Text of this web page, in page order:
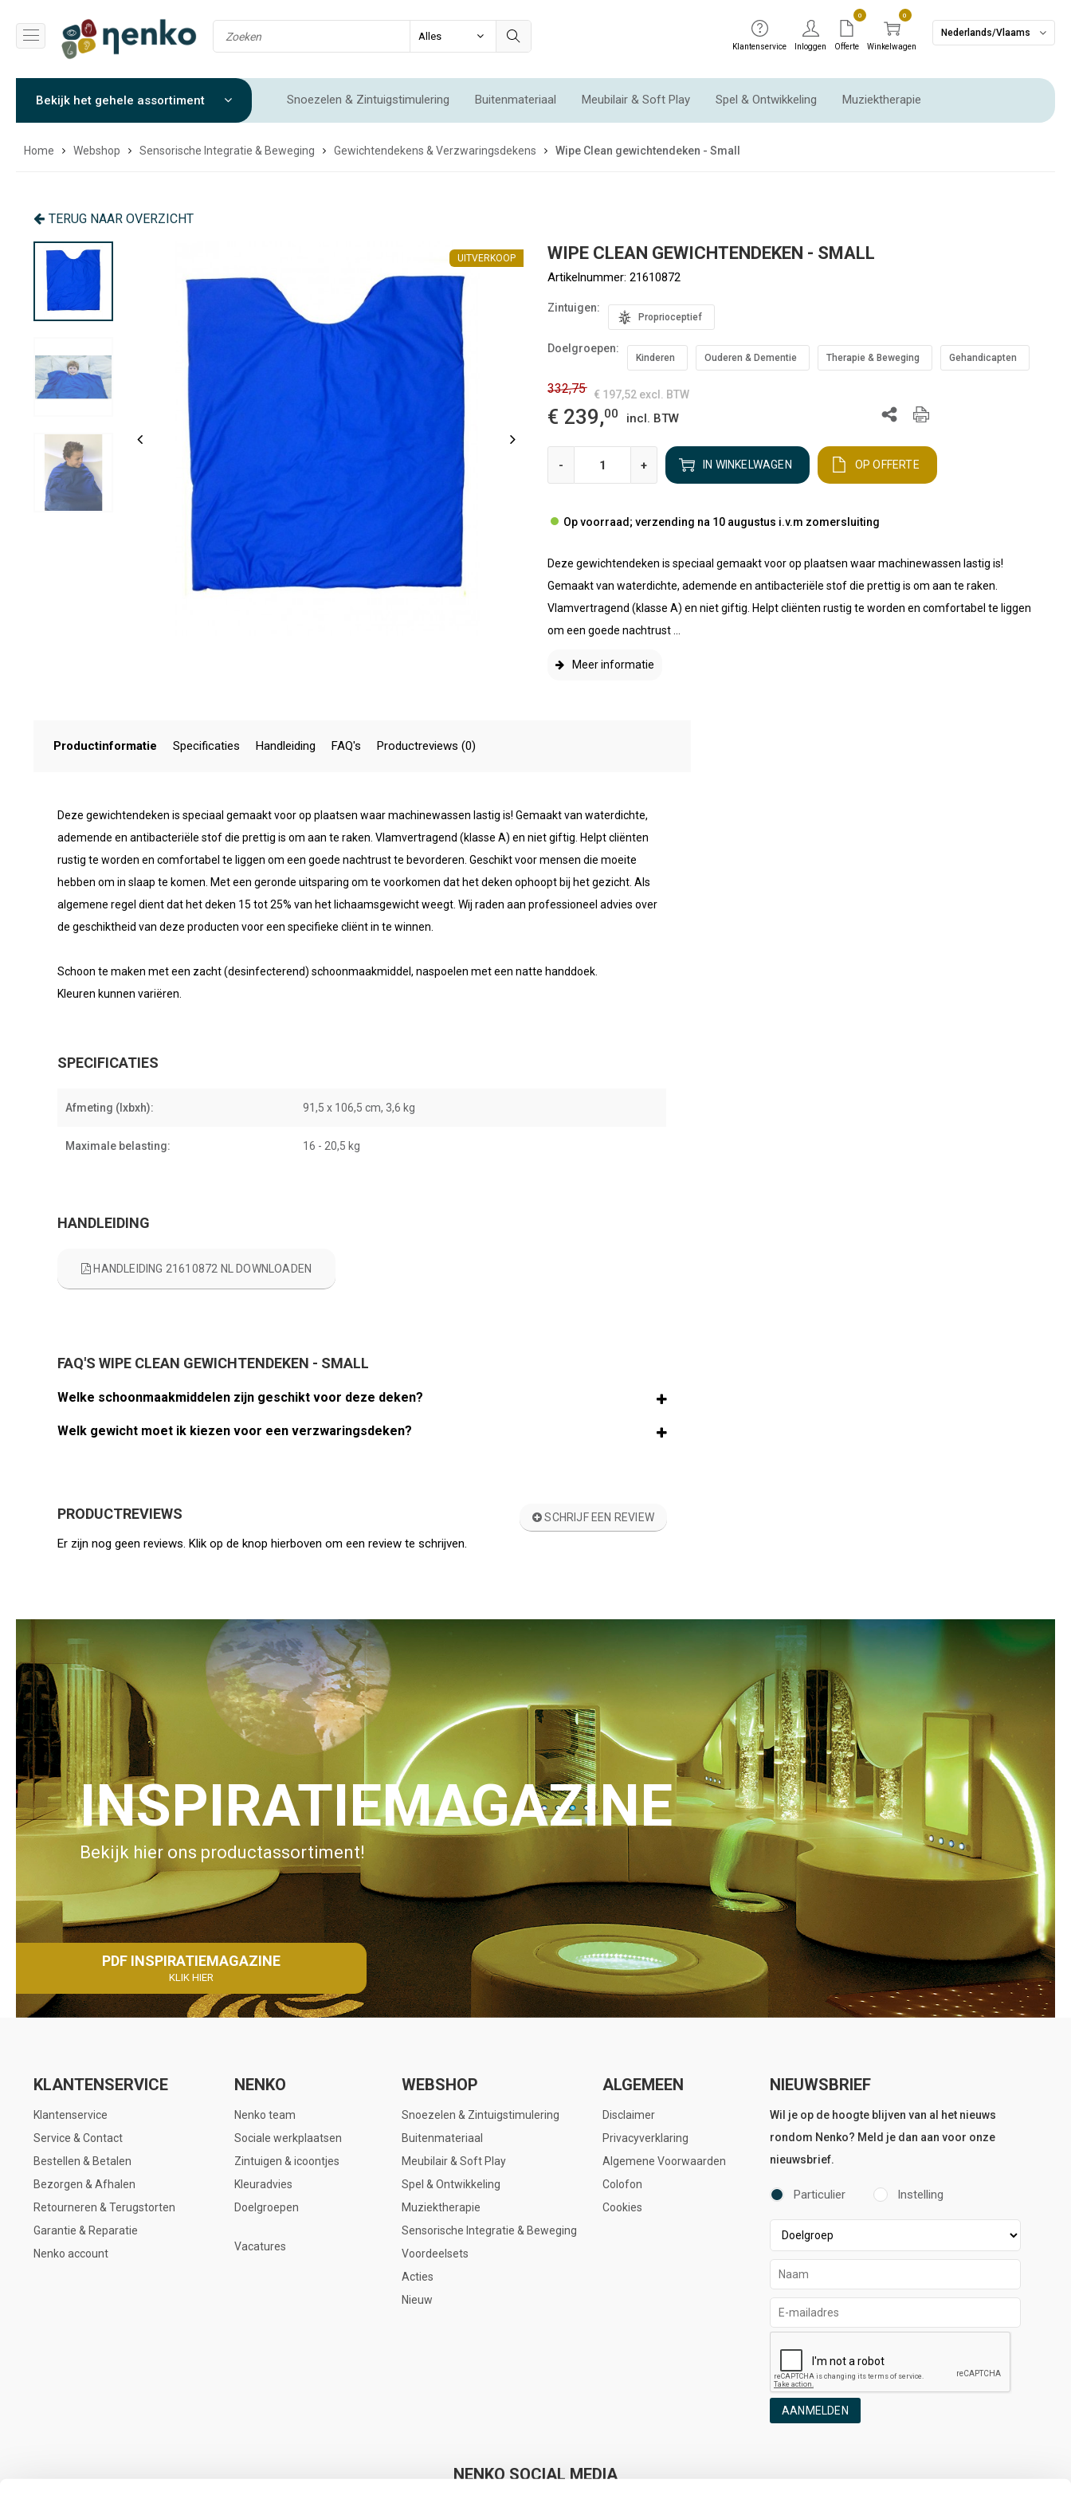
Klantenservice Inloggen
0
Offerte
0
Winkelwagen
Nederlands/Vlaams
Bekijk het gehele assortiment Snoezelen & Zintuigstimulering Buitenmateriaal Meubilair & Soft Play Spel & Ontwikkeling Muziektherapie
Sensorische Integratie & Beweging Voordeelsets Acties Nieuw
Home Webshop Sensorische Integratie & Beweging Gewichtendekens & Verzwaringsdekens Wipe Clean gewichtendeken - Small
TERUG NAAR OVERZICHT
UITVERKOOP UITVERKOOP UITVERKOOP
WIPE CLEAN GEWICHTENDEKEN - SMALL
Artikelnummer: 21610872
Zintuigen:
Proprioceptief
Doelgroepen:
Kinderen Ouderen & Dementie Therapie & Beweging Gehandicapten
332,75 € 197,52 excl. BTW
€ 239,00 incl. BTW
- + IN WINKELWAGEN OP OFFERTE
Op voorraad; verzending na 10 augustus i.v.m zomersluiting
Deze gewichtendeken is speciaal gemaakt voor op plaatsen waar machinewassen lastig is!
Gemaakt van waterdichte, ademende en antibacteriële stof die prettig is om aan te raken.
Vlamvertragend (klasse A) en niet giftig. Helpt cliënten rustig te worden en comfortabel te liggen
om een goede nachtrust ...
Meer informatie
Productinformatie Specificaties Handleiding FAQ's Productreviews (0)
Deze gewichtendeken is speciaal gemaakt voor op plaatsen waar machinewassen lastig is! Gemaakt van waterdichte,
ademende en antibacteriële stof die prettig is om aan te raken. Vlamvertragend (klasse A) en niet giftig. Helpt cliënten
rustig te worden en comfortabel te liggen om een goede nachtrust te bevorderen. Geschikt voor mensen die moeite
hebben om in slaap te komen. Met een geronde uitsparing om te voorkomen dat het deken ophoopt bij het gezicht. Als
algemene regel dient dat het deken 15 tot 25% van het lichaamsgewicht weegt. Wij raden aan professioneel advies over
de geschiktheid van deze producten voor een specifieke cliënt in te winnen.
Schoon te maken met een zacht (desinfecterend) schoonmaakmiddel, naspoelen met een natte handdoek.
Kleuren kunnen variëren.
SPECIFICATIES
Afmeting (lxbxh): 91,5 x 106,5 cm, 3,6 kg
Maximale belasting: 16 - 20,5 kg
HANDLEIDING
HANDLEIDING 21610872 NL DOWNLOADEN
FAQ'S WIPE CLEAN GEWICHTENDEKEN - SMALL
Welke schoonmaakmiddelen zijn geschikt voor deze deken?
Welk gewicht moet ik kiezen voor een verzwaringsdeken?
PRODUCTREVIEWS SCHRIJF EEN REVIEW
Er zijn nog geen reviews. Klik op de knop hierboven om een review te schrijven.
INSPIRATIEMAGAZINE
Bekijk hier ons productassortiment!
PDF INSPIRATIEMAGAZINE
KLIK HIER
KLANTENSERVICE
Klantenservice
Service & Contact
Bestellen & Betalen
Bezorgen & Afhalen
Retourneren & Terugstorten
Garantie & Reparatie
Nenko account
NENKO
Nenko team
Sociale werkplaatsen
Zintuigen & icoontjes
Kleuradvies
Doelgroepen
Vacatures
WEBSHOP
Snoezelen & Zintuigstimulering
Buitenmateriaal
Meubilair & Soft Play
Spel & Ontwikkeling
Muziektherapie
Sensorische Integratie & Beweging
Voordeelsets
Acties
Nieuw
ALGEMEEN
Disclaimer
Privacyverklaring
Algemene Voorwaarden
Colofon
Cookies
NIEUWSBRIEF
Wil je op de hoogte blijven van al het nieuws
rondom Nenko? Meld je dan aan voor onze
nieuwsbrief.
Particulier Instelling
AANMELDEN
NENKO SOCIAL MEDIA